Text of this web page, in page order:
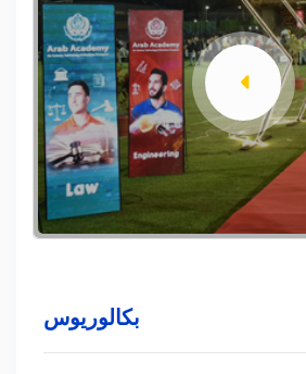
بكالوريوس